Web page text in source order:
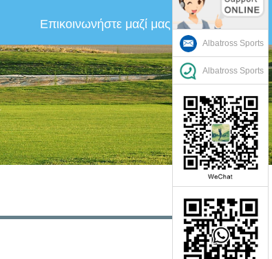
Επικοινωνήστε μαζί μας
Albatross Sports
Albatross Sports